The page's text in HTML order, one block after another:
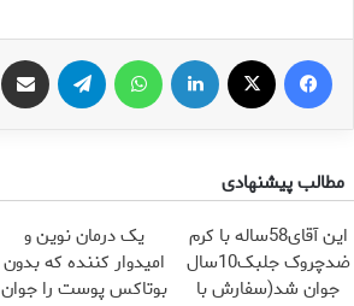
فیس بوک لینکدین تلگرام
مطالب پیشنهادی
این آقای58ساله با کرم
ضدچروک جلبک10سال
جوان شد(سفارش با
یک درمان نوین و
امیدوار کننده که بدون
بوتاکس پوست را جوان